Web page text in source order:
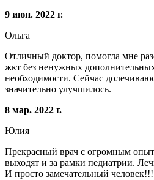
9 июн. 2022 г.
Ольга
Отличный доктор, помогла мне
жкт без ненужных
необходимости. Сейчас
значительно улучшилось.
8 мар. 2022 г.
Юлия
Прекрасный врач с огромным
выходят и за рамки педиатрии.
И просто замечательный человек!!!